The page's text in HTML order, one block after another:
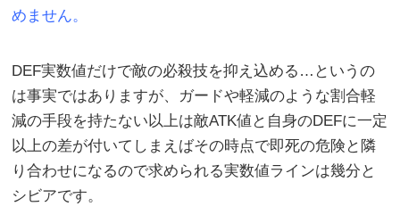
めません。
DEF実数値だけで敵の必殺技を抑え込める…というの
は事実ではありますが、ガードや軽減のような割合軽
減の手段を持たない以上は敵ATK値と自身のDEFに一定
以上の差が付いてしまえばその時点で即死の危険と隣
り合わせになるので求められる実数値ラインは幾分と
シビアです。